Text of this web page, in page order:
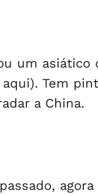
um asiático
Tem
a China.